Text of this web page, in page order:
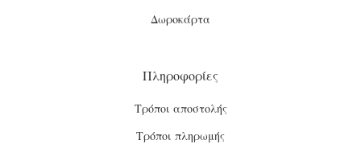
Δωροκάρτα
Πληροφορίες
Τρόποι αποστολής
Τρόποι πληρωμής